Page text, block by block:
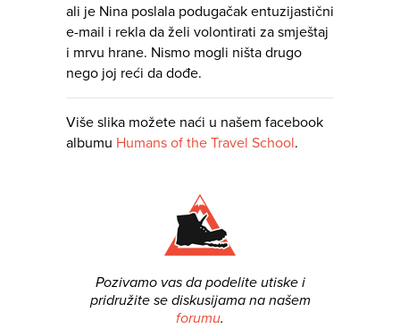
ali je Nina poslala podugačak entuzijastični
e-mail i rekla da želi volontirati za smještaj
i mrvu hrane. Nismo mogli ništa drugo
nego joj reći da dođe.
Više slika možete naći u našem facebook
albumu Humans of the Travel School.
Pozivamo vas da podelite utiske i
pridružite se diskusijama na našem
forumu.